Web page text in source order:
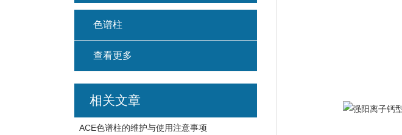
色谱柱
查看更多
相关文章
ACE色谱柱的维护与使用注意事项